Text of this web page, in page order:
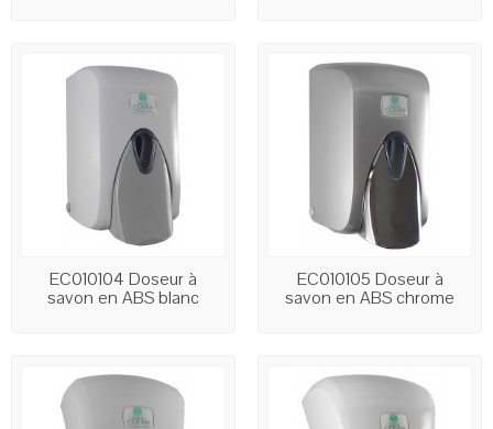
EC010104 Doseur à
savon en ABS blanc
EC010105 Doseur à
savon en ABS chrome